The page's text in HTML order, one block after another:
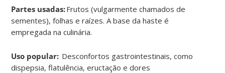
Partes usadas:Frutos (vulgarmente chamados de
sementes), folhas e raízes. A base da haste é
empregada na culinária.
Uso popular: Desconfortos gastrointestinais, como
dispepsia, flatulência, eructação e dores